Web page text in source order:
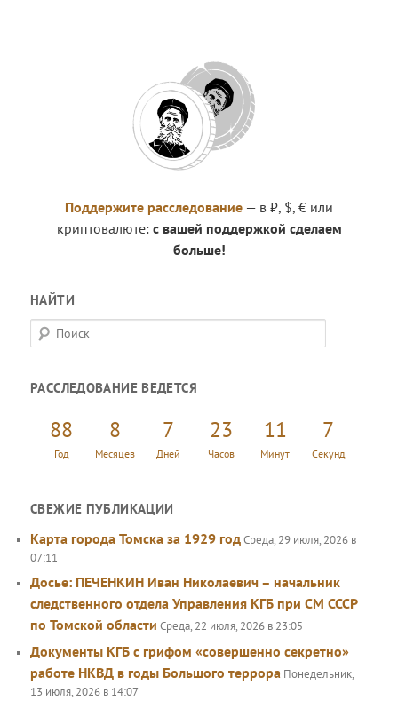
Поддержите расследование — в ₽, $, € или
криптовалюте: с вашей поддержкой сделаем
больше!
НАЙТИ
П
о
с
РАССЛЕДОВАНИЕ ВЕДЕТСЯ
88
Год
8
Месяцев
7
Дней
23
Часов
11
Минут
7
Секунд
СВЕЖИЕ ПУБЛИКАЦИИ
Карта города Томска за 1929 годСреда, 29 июля, 2026 в
07:11
Досье: ПЕЧЕНКИН Иван Николаевич – начальник
следственного отдела Управления КГБ при СМ СССР
по Томской области Среда, 22 июля, 2026 в 23:05
Документы КГБ с грифом «совершенно секретно»
работе НКВД в годы Большого террора Понедельник,
13 июля, 2026 в 14:07